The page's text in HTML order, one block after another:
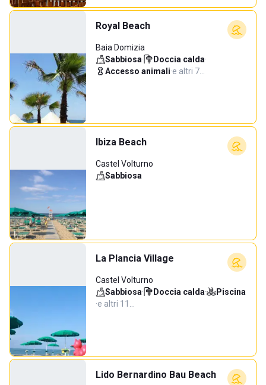
Royal Beach
Baia Domizia
Sabbiosa· Doccia calda·
Accesso animali·e altri 7…
Ibiza Beach
Castel Volturno
Sabbiosa
La Plancia Village
Castel Volturno
Sabbiosa· Doccia calda·
Piscina
·e altri 11…
Lido Bernardino Bau Beach